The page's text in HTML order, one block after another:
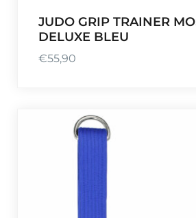
JUDO GRIP TRAINER
DELUXE BLEU
€55,90